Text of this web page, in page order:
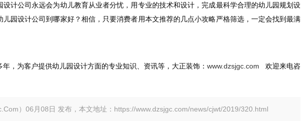
设计公司永远会为幼儿教育从业者分忧，用专业的技术和设计，完成最科学合理的幼儿园规划设
儿园设计公司到哪家好？相信，只要消费者用本文推荐的几点小攻略严格筛选，一定会找到最满
年，为客户提供幼儿园设计方面的专业知识、资讯等，大正装饰：www.dzsjgc.com 欢迎来电咨
）06月08日 发布，本文地址：https://www.dzsjgc.com/news/cjwt/2019/320.html